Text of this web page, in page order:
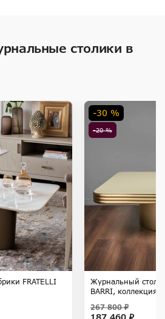
столики в
FRATELLI
-20 %
-30 %
Журнальный
BARRI, коллекция
187 460 ₽
267 800 ₽